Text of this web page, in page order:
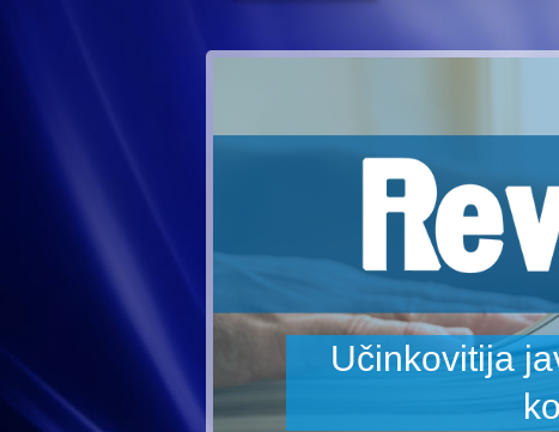
Učinkovitija javna
korupcije u